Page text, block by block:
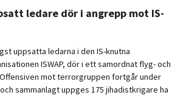
ledare dör i angrepp mot IS-
uppsatta ledarna i den IS-knutna
ISWAP, dör i ett samordnat flyg- och
mot terrorgruppen fortgår under
sammanlagt uppges 175 jihadistkrigare ha